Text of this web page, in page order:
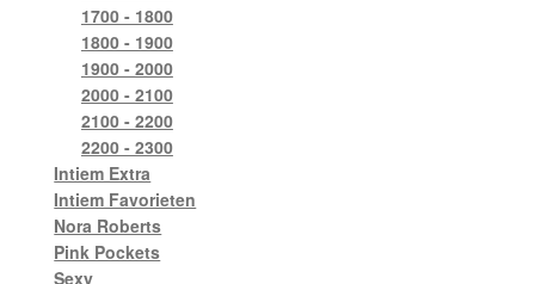
1700 - 1800
1800 - 1900
1900 - 2000
2000 - 2100
2100 - 2200
2200 - 2300
Intiem Extra
Intiem Favorieten
Nora Roberts
Pink Pockets
Sexy